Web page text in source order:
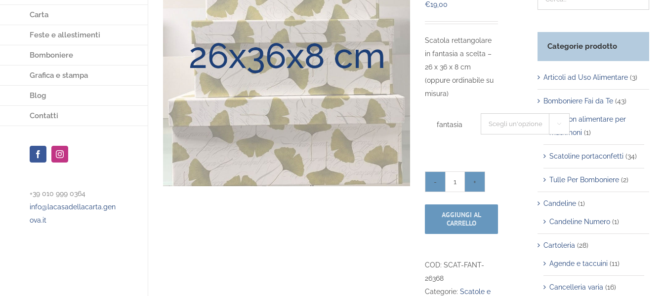
Carta
Feste e allestimenti
Bomboniere
Grafica e stampa
Blog
Contatti
FacebookInstagram
+39 010 999 0364
info@lacasadellacarta.gen
ova.it
€19,00
Scatola rettangolare
in fantasia a scelta –
26 x 36 x 8 cm
(oppure ordinabile su
misura)
fantasia 
Fantasia
-
AGGIUNGI AL
CARRELLO
COD: SCAT-FANT-
26368
Categorie: Scatole e
Categorie prodotto
Articoli ad Uso Alimentare (3)
Bomboniere Fai da Te (43)
Riso non alimentare per
matrimoni (1)
Scatoline portaconfetti (34)
Tulle Per Bomboniere (2)
Candeline (1)
Candeline Numero (1)
Cartoleria (28)
Agende e taccuini (11)
Cancelleria varia (16)